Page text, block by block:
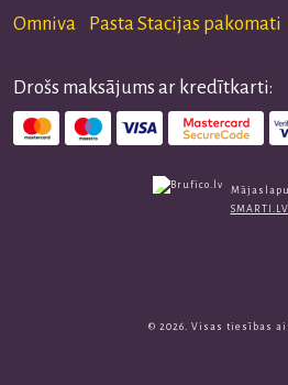
Omniva Pasta Stacijas
Drošs maksājums ar kredītkarti:
© 2026. Visas tiesības
SMARTI.LV